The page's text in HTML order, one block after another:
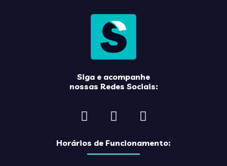
Siga e acompanhe
nossas Redes Sociais:
Horários de Funcionamento: